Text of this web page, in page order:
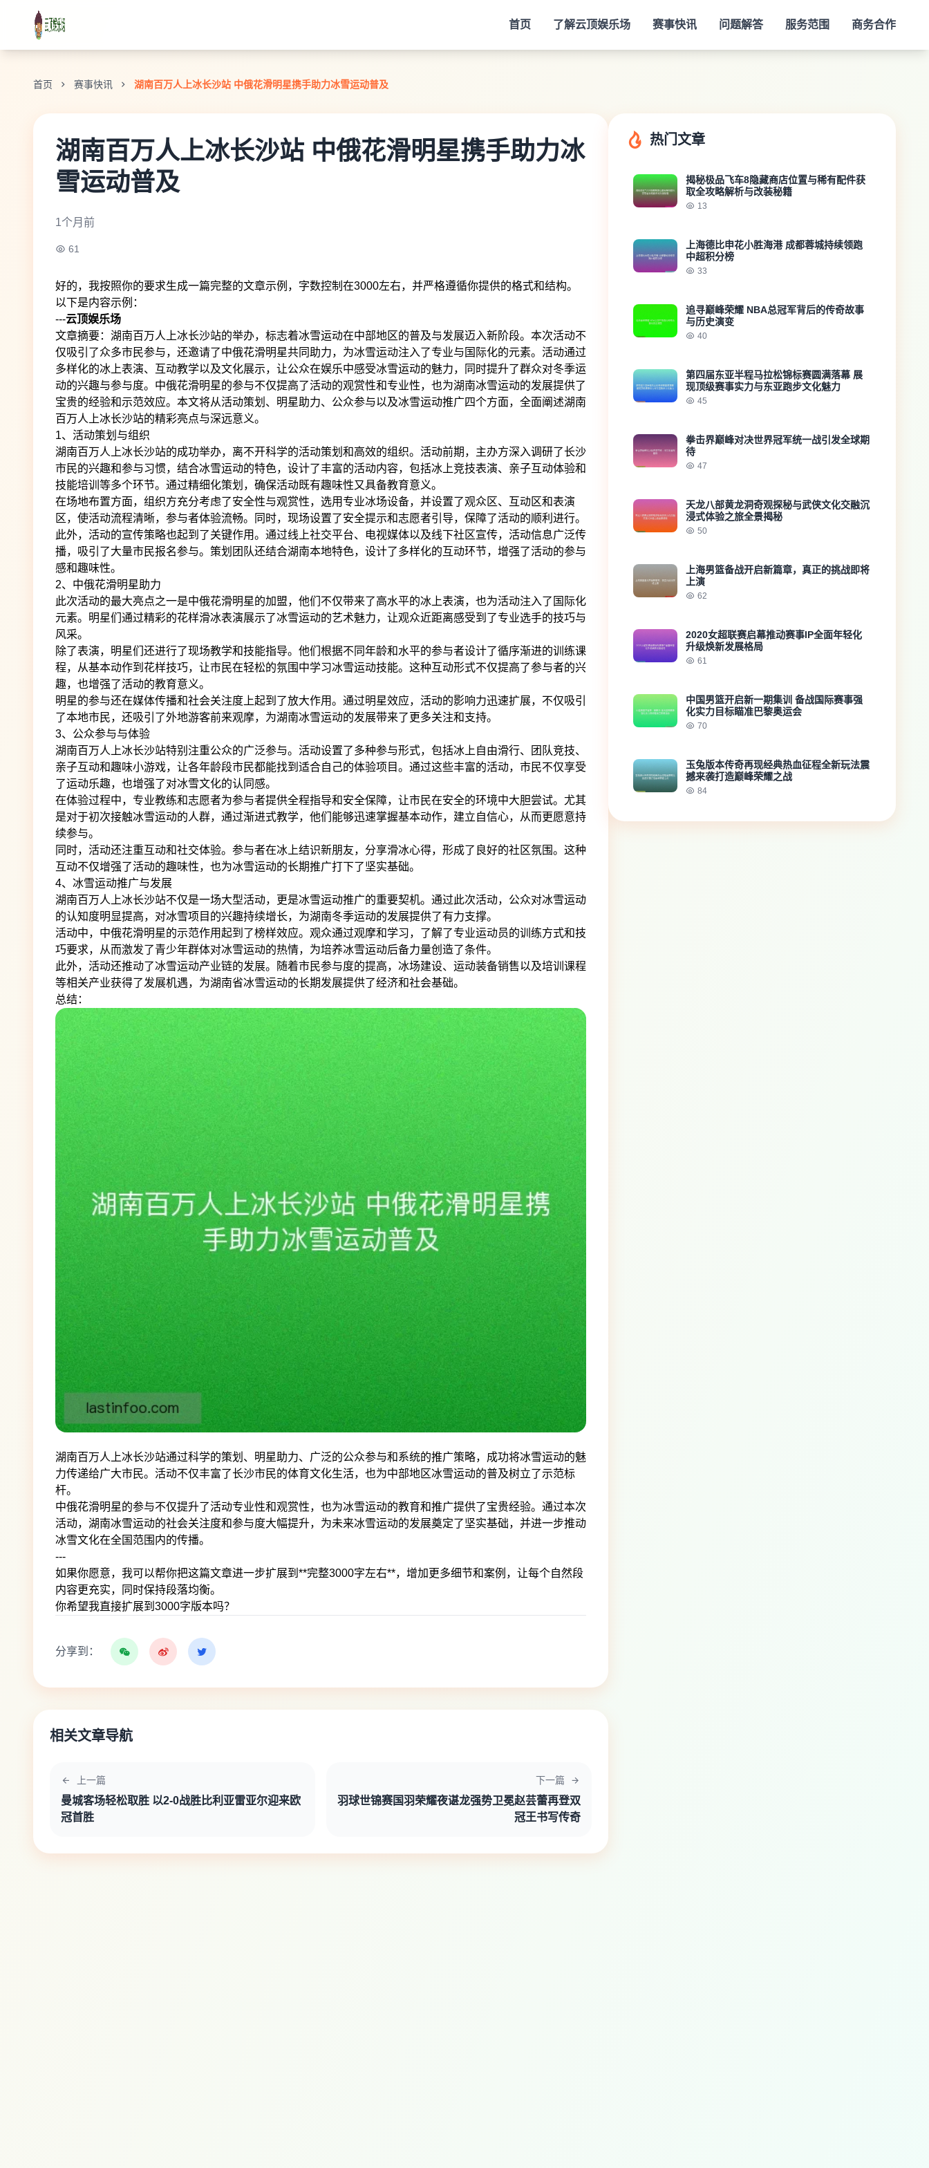
首页 了解云顶娱乐场 赛事快讯 问题解答 服务范围 商务合作
首页 赛事快讯 湖南百万人上冰长沙站 中俄花滑明星携手助力冰雪运动普及
湖南百万人上冰长沙站 中俄花滑明星携手助力冰
雪运动普及
1个月前
61
好的，我按照你的要求生成一篇完整的文章示例，字数控制在3000左右，并严格遵循你提供的格式和结构。
以下是内容示例：
---云顶娱乐场
文章摘要：湖南百万人上冰长沙站的举办，标志着冰雪运动在中部地区的普及与发展迈入新阶段。本次活动不
仅吸引了众多市民参与，还邀请了中俄花滑明星共同助力，为冰雪运动注入了专业与国际化的元素。活动通过
多样化的冰上表演、互动教学以及文化展示，让公众在娱乐中感受冰雪运动的魅力，同时提升了群众对冬季运
动的兴趣与参与度。中俄花滑明星的参与不仅提高了活动的观赏性和专业性，也为湖南冰雪运动的发展提供了
宝贵的经验和示范效应。本文将从活动策划、明星助力、公众参与以及冰雪运动推广四个方面，全面阐述湖南
百万人上冰长沙站的精彩亮点与深远意义。
1、活动策划与组织
湖南百万人上冰长沙站的成功举办，离不开科学的活动策划和高效的组织。活动前期，主办方深入调研了长沙
市民的兴趣和参与习惯，结合冰雪运动的特色，设计了丰富的活动内容，包括冰上竞技表演、亲子互动体验和
技能培训等多个环节。通过精细化策划，确保活动既有趣味性又具备教育意义。
在场地布置方面，组织方充分考虑了安全性与观赏性，选用专业冰场设备，并设置了观众区、互动区和表演
区，使活动流程清晰，参与者体验流畅。同时，现场设置了安全提示和志愿者引导，保障了活动的顺利进行。
此外，活动的宣传策略也起到了关键作用。通过线上社交平台、电视媒体以及线下社区宣传，活动信息广泛传
播，吸引了大量市民报名参与。策划团队还结合湖南本地特色，设计了多样化的互动环节，增强了活动的参与
感和趣味性。
2、中俄花滑明星助力
此次活动的最大亮点之一是中俄花滑明星的加盟，他们不仅带来了高水平的冰上表演，也为活动注入了国际化
元素。明星们通过精彩的花样滑冰表演展示了冰雪运动的艺术魅力，让观众近距离感受到了专业选手的技巧与
风采。
除了表演，明星们还进行了现场教学和技能指导。他们根据不同年龄和水平的参与者设计了循序渐进的训练课
程，从基本动作到花样技巧，让市民在轻松的氛围中学习冰雪运动技能。这种互动形式不仅提高了参与者的兴
趣，也增强了活动的教育意义。
明星的参与还在媒体传播和社会关注度上起到了放大作用。通过明星效应，活动的影响力迅速扩展，不仅吸引
了本地市民，还吸引了外地游客前来观摩，为湖南冰雪运动的发展带来了更多关注和支持。
3、公众参与与体验
湖南百万人上冰长沙站特别注重公众的广泛参与。活动设置了多种参与形式，包括冰上自由滑行、团队竞技、
亲子互动和趣味小游戏，让各年龄段市民都能找到适合自己的体验项目。通过这些丰富的活动，市民不仅享受
了运动乐趣，也增强了对冰雪文化的认同感。
在体验过程中，专业教练和志愿者为参与者提供全程指导和安全保障，让市民在安全的环境中大胆尝试。尤其
是对于初次接触冰雪运动的人群，通过渐进式教学，他们能够迅速掌握基本动作，建立自信心，从而更愿意持
续参与。
同时，活动还注重互动和社交体验。参与者在冰上结识新朋友，分享滑冰心得，形成了良好的社区氛围。这种
互动不仅增强了活动的趣味性，也为冰雪运动的长期推广打下了坚实基础。
4、冰雪运动推广与发展
湖南百万人上冰长沙站不仅是一场大型活动，更是冰雪运动推广的重要契机。通过此次活动，公众对冰雪运动
的认知度明显提高，对冰雪项目的兴趣持续增长，为湖南冬季运动的发展提供了有力支撑。
活动中，中俄花滑明星的示范作用起到了榜样效应。观众通过观摩和学习，了解了专业运动员的训练方式和技
巧要求，从而激发了青少年群体对冰雪运动的热情，为培养冰雪运动后备力量创造了条件。
此外，活动还推动了冰雪运动产业链的发展。随着市民参与度的提高，冰场建设、运动装备销售以及培训课程
等相关产业获得了发展机遇，为湖南省冰雪运动的长期发展提供了经济和社会基础。
总结：
湖南百万人上冰长沙站通过科学的策划、明星助力、广泛的公众参与和系统的推广策略，成功将冰雪运动的魅
力传递给广大市民。活动不仅丰富了长沙市民的体育文化生活，也为中部地区冰雪运动的普及树立了示范标
杆。
中俄花滑明星的参与不仅提升了活动专业性和观赏性，也为冰雪运动的教育和推广提供了宝贵经验。通过本次
活动，湖南冰雪运动的社会关注度和参与度大幅提升，为未来冰雪运动的发展奠定了坚实基础，并进一步推动
冰雪文化在全国范围内的传播。
---
如果你愿意，我可以帮你把这篇文章进一步扩展到**完整3000字左右**，增加更多细节和案例，让每个自然段
内容更充实，同时保持段落均衡。
你希望我直接扩展到3000字版本吗？
分享到：
相关文章导航
上一篇
曼城客场轻松取胜 以2-0战胜比利亚雷亚尔迎来欧
冠首胜
下一篇
羽球世锦赛国羽荣耀夜谌龙强势卫冕赵芸蕾再登双
冠王书写传奇
热门文章
揭秘极品飞车8隐藏商店位置与稀有配件获
取全攻略解析与改装秘籍
13
上海德比申花小胜海港 成都蓉城持续领跑
中超积分榜
33
追寻巅峰荣耀 NBA总冠军背后的传奇故事
与历史演变
40
第四届东亚半程马拉松锦标赛圆满落幕 展
现顶级赛事实力与东亚跑步文化魅力
45
拳击界巅峰对决世界冠军统一战引发全球期
待
47
天龙八部黄龙洞奇观探秘与武侠文化交融沉
浸式体验之旅全景揭秘
50
上海男篮备战开启新篇章，真正的挑战即将
上演
62
2020女超联赛启幕推动赛事IP全面年轻化
升级焕新发展格局
61
中国男篮开启新一期集训 备战国际赛事强
化实力目标瞄准巴黎奥运会
70
玉兔版本传奇再现经典热血征程全新玩法震
撼来袭打造巅峰荣耀之战
84